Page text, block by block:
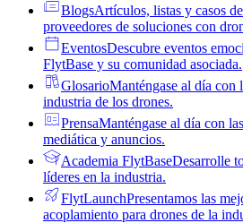
BlogsArtículos, listas y casos
proveedores de soluciones con
EventosDescubre eventos
FlytBase y su comunidad asociada.
GlosarioManténgase al día con
industria de los drones.
PrensaManténgase al día con
mediática y anuncios.
Academia FlytBaseDesarrolle
líderes en la industria.
FlytLaunchPresentamos las
acoplamiento para drones de la